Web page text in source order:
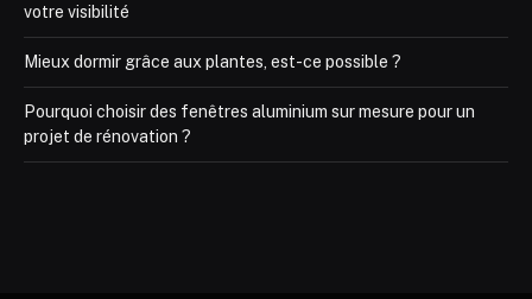
votre visibilité
Mieux dormir grâce aux plantes, est-ce possible ?
Pourquoi choisir des fenêtres aluminium sur mesure pour un
projet de rénovation ?